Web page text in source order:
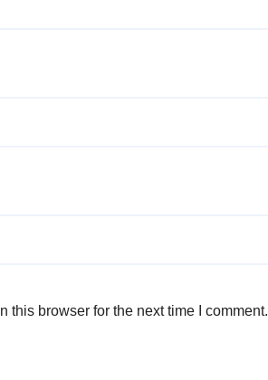
this browser for the next time I comment.